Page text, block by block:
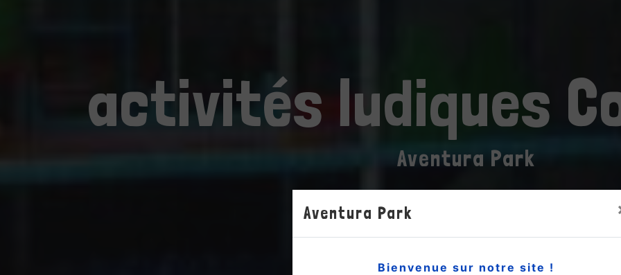
Aventura Park
Bienvenue sur notre site !
activités ludiques
Aventura Park